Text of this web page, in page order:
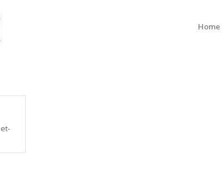
Home